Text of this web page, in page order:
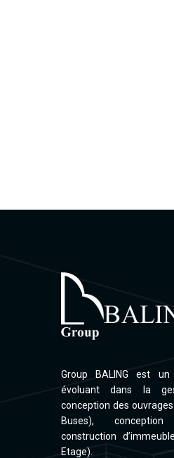
Group BALING est un
évoluant dans la
conception des
Buses),
construction
Etage).